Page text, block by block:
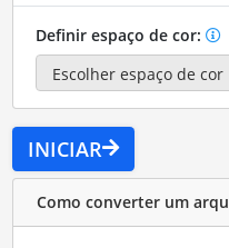
Definir espaço de cor:
INICIAR
Como converter um